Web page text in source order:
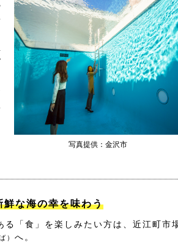
写真提供：金沢市
鮮な海の幸を味わう
る「食」を楽しみたい方は、近江町市
） へ。